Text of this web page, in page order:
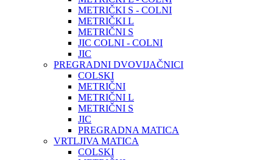
METRIČKI S - COLNI
METRIČKI L
METRIČNI S
JIC COLNI - COLNI
JIC
PREGRADNI DVOVIJAČNICI
COLSKI
METRIČNI
METRIČNI L
METRIČNI S
JIC
PREGRADNA MATICA
VRTLJIVA MATICA
COLSKI